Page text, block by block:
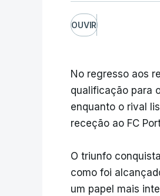
OUVIR
No regresso aos
qualificação para
enquanto o rival
receção ao FC
O triunfo
como foi
um papel mais